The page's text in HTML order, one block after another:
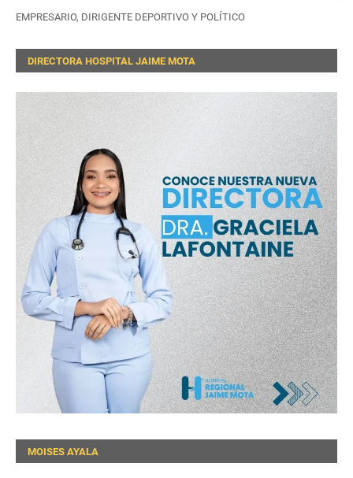
EMPRESARIO, DIRIGENTE DEPORTIVO Y POLÍTICO
DIRECTORA HOSPITAL JAIME MOTA
MOISES AYALA